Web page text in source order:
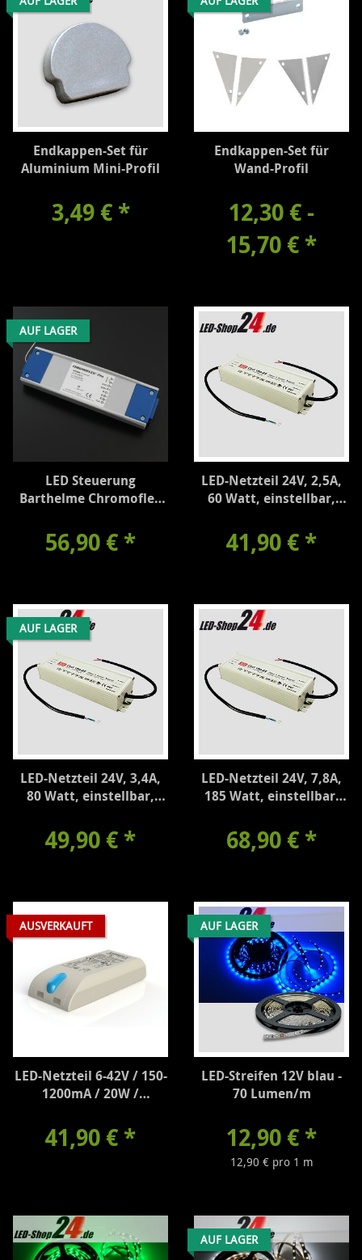
Endkappen-Set für
Aluminium Mini-Profil
3,49 € *
Endkappen-Set für
Wand-Profil
12,30 € -
15,70 € *
AUF LAGER
LED Steuerung
Barthelme Chromoflex
56,90 € *
LED-Netzteil 24V, 2,5A,
60 Watt, einstellbar,
41,90 € *
AUF LAGER
LED-Netzteil 24V, 3,4A,
80 Watt, einstellbar,
49,90 € *
LED-Netzteil 24V, 7,8A,
185 Watt, einstellbar,
68,90 € *
AUSVERKAUFT
LED-Netzteil 6-42V / 150-
1200mA / 20W /
41,90 € *
AUF LAGER
LED-Streifen 12V blau -
70 Lumen/m
12,90 € *
12,90 € pro 1 m
AUF LAGER